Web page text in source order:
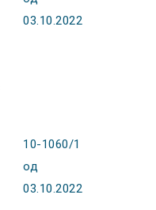
03.10.2022
10-1060/1
од
03.10.2022